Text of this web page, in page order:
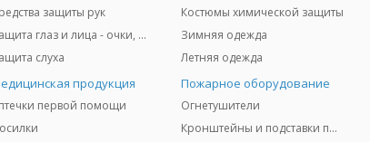
защиты рук
Защита глаз и лица - очки, щитки
слуха
Костюмы химической защиты
Зимняя одежда
Летняя одежда
продукция
первой помощи
Пожарное оборудование
Огнетушители
Кронштейны и подставки под огнетушители